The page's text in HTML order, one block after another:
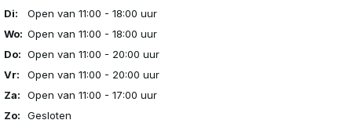
Di:
Open van 11:00 - 18:00 uur
Wo: Open van 11:00 - 18:00 uur
Do: Open van 11:00 - 20:00 uur
Vr:
Open van 11:00 - 20:00 uur
Za:
Open van 11:00 - 17:00 uur
Zo:
Gesloten